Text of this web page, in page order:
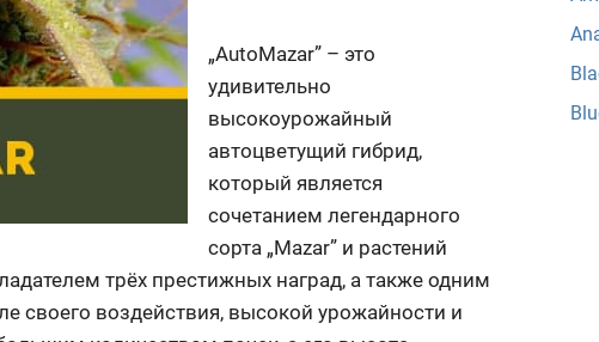
„AutoMazar” – это
удивительно
высокоурожайный
автоцветущий гибрид,
который является
сочетанием легендарного
сорта „Mazar” и растений
трёх престижных наград, а также одним
своего воздействия, высокой урожайности и